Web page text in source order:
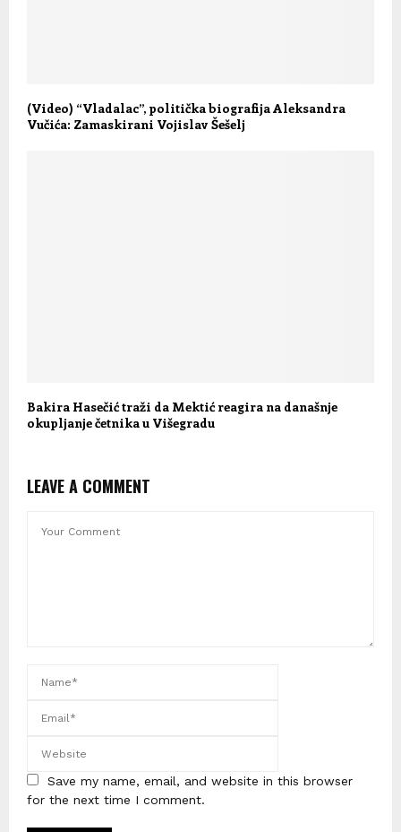
(Video) “Vladalac”, politička biografija Aleksandra
Vučića: Zamaskirani Vojislav Šešelj
Bakira Hasečić traži da Mektić reagira na današnje
okupljanje četnika u Višegradu
LEAVE A COMMENT
Save my name, email, and website in this browser
for the next time I comment.